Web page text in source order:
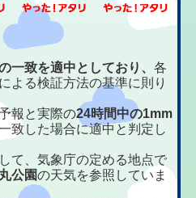
一致を適中としており、各
よる検証方法の基準に則り
報と実際の24時間中の1mm
致した場合に適中と判定し
て、気象庁の定める地点で
公園の天気を参照していま